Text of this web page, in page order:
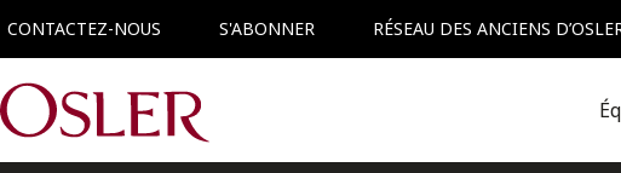
CONTACTEZ-NOUS S'ABONNER RÉSEAU DES ANCIENS
Main Navigation